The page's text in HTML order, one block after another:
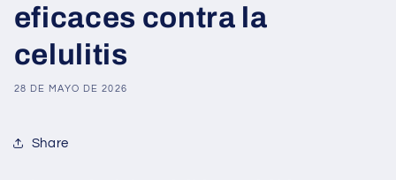
eficaces contra la
celulitis
28 DE MAYO DE 2026
Share